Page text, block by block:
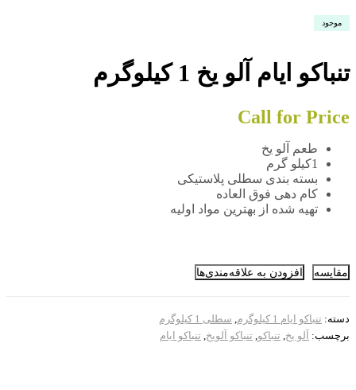
موجود
تنباکو ایام آلو یخ 1 کیلوگرم
Call for Price
طعم آلو یخ
1کیلو گرم
بسته بندی سطلی پلاستیکی
کام دهی فوق العاده
تهیه شده از بهترین مواد اولیه
مقایسه افزودن به علاقه‌مندی‌ها
دسته: تنباکو ایام 1 کیلوگرم
سطلی 1 کیلوگرم
برچسب: آلو یخ تنباکو تنباکو آلویخ تنباکو ایام